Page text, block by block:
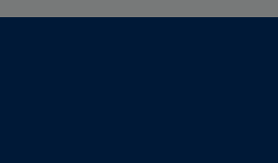
Secondary